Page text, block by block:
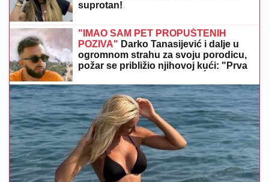
Toni Bijelić objavio sliku sa SVETSKIM GLUMCEM,
MREŽE SE USIJALE OD REAKCIJA, lajkovao i NOLE:
"PRIJATELJI ZA CEO ŽIVOT" (FOTO)
(VIDEO) OVAKO ČEDA JOVANOVIĆ
BIRNE O ACI KOSU NAKON VELIKOG
GUBITKACela kuća miriše na njegova
omiljena jela: "On živi od ljubavi"
KRVAVA ČITULJA POKRENULA
PAKAO U BALKANSKOM GRADU?!
Opsadno stanje na ulicama, MECI
LETE NA SVE STRANE: Drama počela
ubistvom na sastanku zbog duga
Zviceru, onda je usledio HAOS (FOTO)